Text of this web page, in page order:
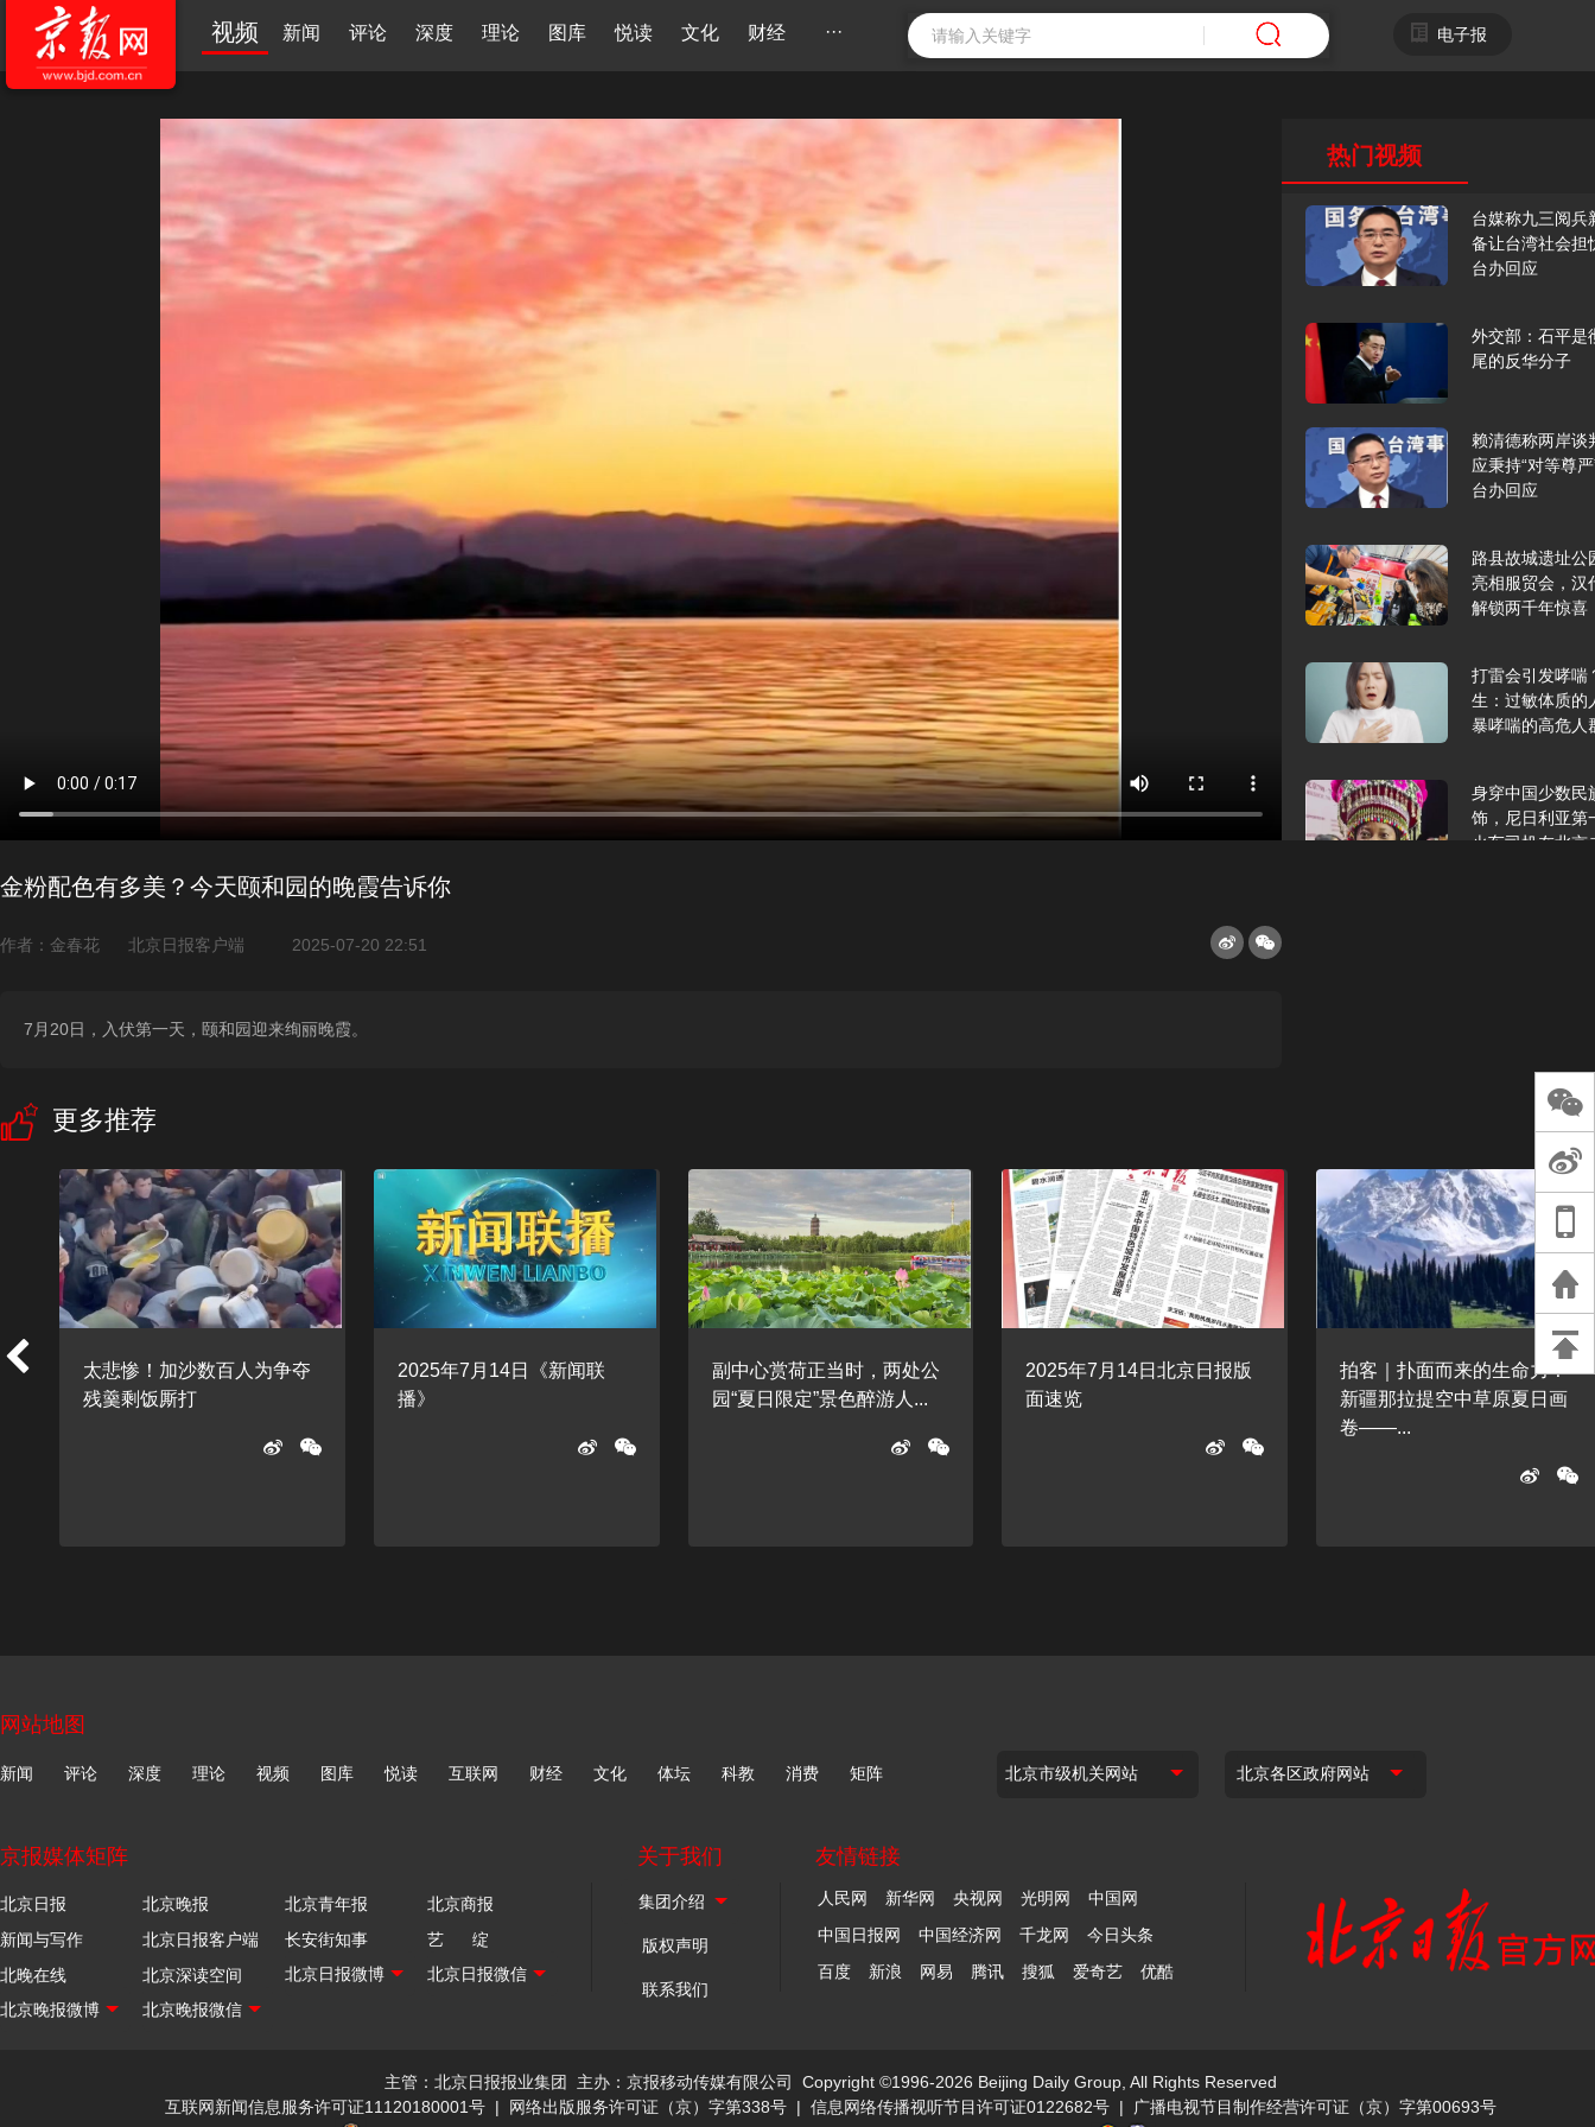
视频 新闻 评论 深度 理论 图库 悦读 文化 财经 ··· 电子报
热门视频
台媒称九三阅兵
备让台湾社会担
台办回应
外交部：石平是
尾的反华分子
赖清德称两岸谈
应秉持“对等尊
台办回应
路县故城遗址公
亮相服贸会，汉
解锁两千年惊喜
打雷会引发哮喘
生：过敏体质的
暴哮喘的高危人
身穿中国少数民
饰，尼日利亚第
火车司机在北京
谈过去 谈谈未来
天桥艺术中心一
演出，国际项目
重庆一高校学生
死，官方通报：
刑案，网传遗体
等信息不实
金粉配色有多美？今天颐和园的晚霞告诉你
作者：金春花 北京日报客户端 2025-07-20 22:51
7月20日，入伏第一天，颐和园迎来绚丽晚霞。
更多推荐
太悲惨！加沙数百人为争夺
残羹剩饭厮打
2025年7月14日《新闻联
播》
副中心赏荷正当时，两处公
园“夏日限定”景色醉游人...
2025年7月14日北京日报版
面速览
拍客｜扑面而来的生命力！
新疆那拉提空中草原夏日画
卷——...
网站地图
新闻 评论 深度 理论 视频 图库 悦读 互联网 财经 文化 体坛 科教 消费 矩阵
京报媒体矩阵
北京日报 北京晚报 北京青年报
北京商报
新闻与写作
北京日报客户端 长安街知事
艺 绽
北晚在线
北京深读空间
关于我们
版权声明
联系我们
友情链接
人民网 新华网 央视网 光明网
中国网
中国日报网
中国经济网 千龙网
今日头条
百度
新浪 网易 腾讯 搜狐 爱奇艺 优酷
主管：北京日报报业集团 主办：京报移动传媒有限公司
Copyright ©1996-2026 Beijing Daily Group, All Rights Reserved
互联网新闻信息服务许可证11120180001号 | 网络出版服务许可证（京）字第338号 | 信息网络传播视听节目许可证0122682号 |
广播电视节目制作经营许可证（京）字第00693号